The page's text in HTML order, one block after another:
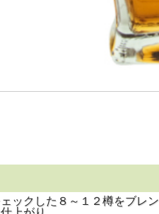
ックした８～１２樽をブ